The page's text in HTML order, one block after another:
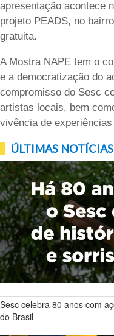
apresentação acontece
projeto PEADS, no
gratuita.
A Mostra NAPE tem o
e a democratização do
compromisso do Sesc
artistas locais, bem
vivência de
ÚLTIMAS NOTÍCIAS
Sesc celebra 80 anos com
do Brasil